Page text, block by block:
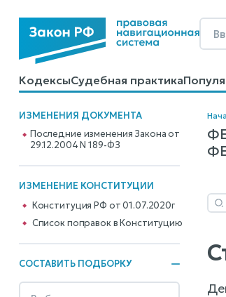
КодексыСудебная практика
КалькуляторыСправочные
ИЗМЕНЕНИЯ ДОКУМЕНТА
Последние изменения Закона от
29.12.2004 N 189-ФЗ
ИЗМЕНЕНИЕ КОНСТИТУЦИИ
Конституция РФ от 01.07.2020г
Cписок поправок в Конституцию
СОСТАВИТЬ ПОДБОРКУ